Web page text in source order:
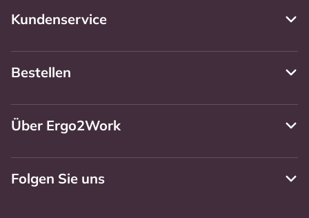
Kundenservice
Bestellen
Über Ergo2Work
Folgen Sie uns